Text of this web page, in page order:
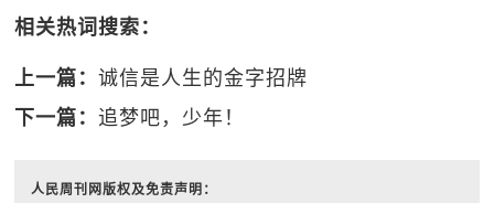
相关热词搜索：
上一篇：诚信是人生的金字招牌
下一篇：追梦吧，少年！
人民周刊网版权及免责声明：